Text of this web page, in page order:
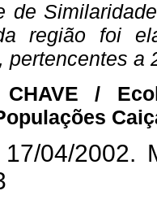
de
região foi
pertencentes a
CHAVE /
04/2002.